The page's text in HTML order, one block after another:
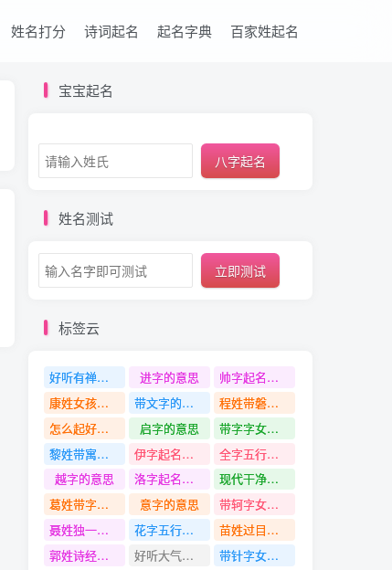
姓名打分 诗词起名 起名字典 百家姓起名
宝宝起名
八字起名
姓名测试
立即测试
标签云
好听有禅意有涵养的女孩名字 进字的意思
帅字起名寓意
康姓女孩名字
带文字的名字
程姓带磐字名字
怎么起好听的男孩名字
启字的意思
带字字女孩名字
黎姓带寓意的名字
伊字起名寓意
全字五行是什么
越字的意思
洛字起名寓意
现代干净好听的女孩名字
葛姓带字字名字
意字的意思
带轲字女孩名字
聂姓独一无二有新意的名字
花字五行是什么
苗姓过目不忘的名字
郭姓诗经中最唯美的名字
好听大气有诗意的男孩名字
带针字女孩名字